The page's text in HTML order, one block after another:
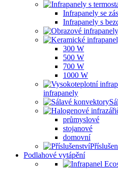
Infrapanely se
Infrapanely s
300 W
500 W
700 W
1000 W
infrapanely
průmyslové
stojanové
domovní
Podlahové vytápění